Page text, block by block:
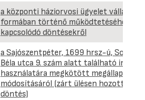
a központi háziorvosi ügyelet
formában történő működtetéséhez
kapcsolódó döntésekről
a Sajószentpéter, 1699 hrsz-ú,
Béla utca 9. szám alatt található
használatára megkötött megállapodás
módosításáról (zárt ülésen hozott
döntés)